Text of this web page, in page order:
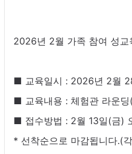
2026년 2월 가족 참여 성
■ 교육일시 : 2026년 2월
■ 교육내용 : 체험관 라운
■ 접수방법 : 2월 13일(금)
* 선착순으로 마감됩니다.(